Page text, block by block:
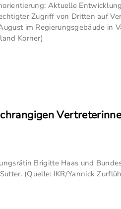
Aktuelle
Zugriff von Dritten auf
im Regierungsgebäude in
Korner)
Brigitte Haas und
(Quelle: IKR/Yannick